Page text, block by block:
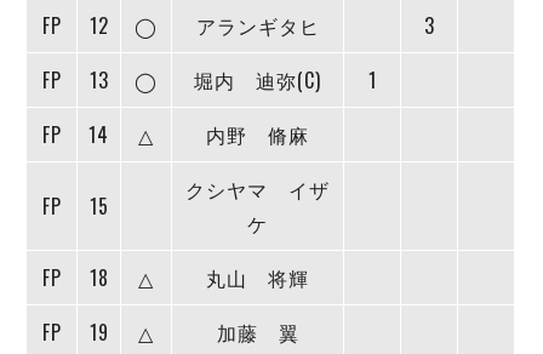
チケット情報
ミラクルスマイル新居浜
エスポラーダ北海道
フウガドールすみだ
しながわシティ
ペスカドーラ町田
名古屋オーシャンズ
シュライカー大阪
FOLLOW US!
FP
12 ◯ アランギタヒ
3
FP
13 ◯ 堀内 迪弥(C)
1
FP
14 △ 内野 脩麻
FP 15
クシヤマ イザ
ケ
FP
18 △
丸山 将輝
FP
19 △
加藤 翼